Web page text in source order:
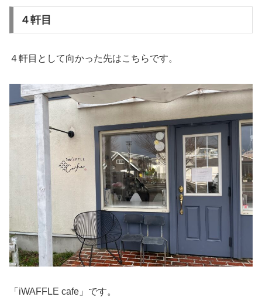
４軒目
４軒目として向かった先はこちらです。
「iWAFFLE cafe」です。